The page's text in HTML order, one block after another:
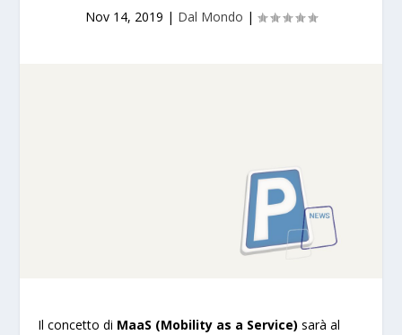
Nov 14, 2019 | Dal Mondo |
Il concetto di MaaS (Mobility as a Service) sarà al